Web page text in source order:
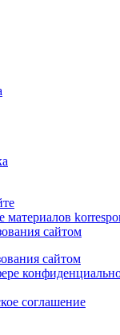
материалов
сайтом
сайтом
соглашение